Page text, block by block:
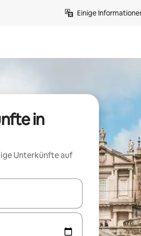
Einige
in
Unterkünfte auf
sind, navigiere mit den Pfeiltasten nach